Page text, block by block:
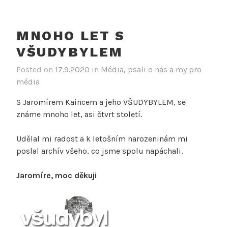
MNOHO LET S
VŠUDYBYLEM
Posted on 17.9.2020 in Média, psali o nás a my pro
média
S Jaromírem Kaincem a jeho VŠUDYBYLEM, se
známe mnoho let, asi čtvrt století.
Udělal mi radost a k letošním narozeninám mi
poslal archív všeho, co jsme spolu napáchali.
Jaromíre, moc děkuji